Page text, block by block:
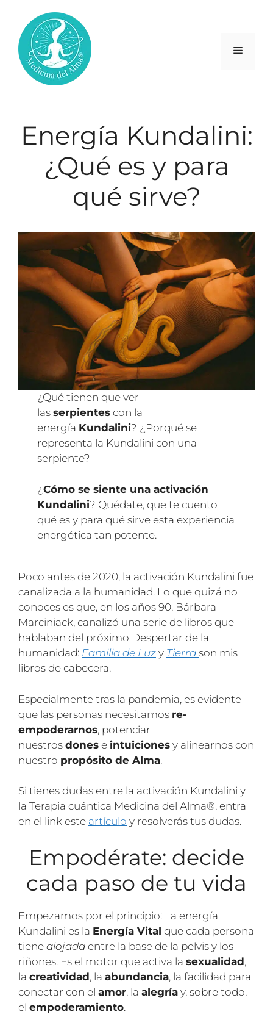
contenido
Menú
Energía Kundalini:
¿Qué es y para
qué sirve?
¿Qué tienen que ver
lasserpientes con la
energía Kundalini? ¿Porqué se
representa la Kundalini con una
serpiente?
¿Cómo se siente una activación
Kundalini? Quédate, que te cuento
qué es y para qué sirve esta experiencia
energética tan potente.
Poco antes de 2020, la activación Kundalini fue
canalizada a la humanidad. Lo que quizá no
conoces es que, en los años 90, Bárbara
Marciniack, canalizó una serie de libros que
hablaban del próximo Despertar de la
humanidad: Familia de Luz y Tierra son mis
libros de cabecera.
Especialmente tras la pandemia, es evidente
que las personas necesitamos re-
empoderarnos, potenciar
nuestros dones e intuiciones y alinearnos con
nuestro propósito de Alma.
Si tienes dudas entre la activación Kundalini y
la Terapia cuántica Medicina del Alma®, entra
en el link este artículo y resolverás tus dudas.
Empodérate: decide
cada paso de tu vida
Empezamos por el principio: La energía
Kundalini es la Energía Vital que cada persona
tiene alojada entre la base de la pelvis y los
riñones. Es el motor que activa la sexualidad,
la creatividad, la abundancia, la facilidad para
conectar con el amor, la alegría y, sobre todo,
el empoderamiento.